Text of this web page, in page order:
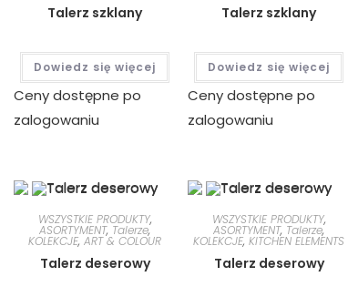
Talerz szklany
Dowiedz się więcej
Ceny dostępne po
zalogowaniu
Talerz szklany
Dowiedz się więcej
Ceny dostępne po
zalogowaniu
WSZYSTKIE PRODUKTY,
ASORTYMENT, Talerze,
KOLEKCJE,ART & COLOUR
Talerz deserowy
WSZYSTKIE PRODUKTY,
ASORTYMENT, Talerze,
KOLEKCJE,KITCHEN ELEMENTS
Talerz deserowy